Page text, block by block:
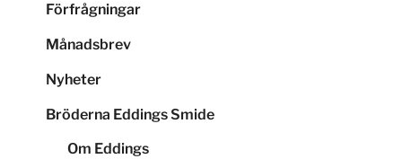
Förfrågningar
Månadsbrev
Nyheter
Bröderna Eddings Smide
Om Eddings